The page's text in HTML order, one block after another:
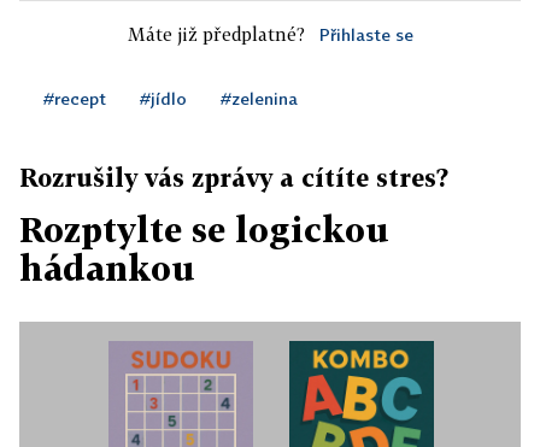
Máte již předplatné? Přihlaste se
#recept #jídlo #zelenina
Rozrušily vás zprávy a cítíte stres?
Rozptylte se logickou
hádankou